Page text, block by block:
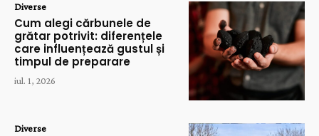
Diverse
Cum alegi cărbunele de
grătar potrivit: diferențele
care influențează gustul și
timpul de preparare
iul. 1, 2026
Diverse